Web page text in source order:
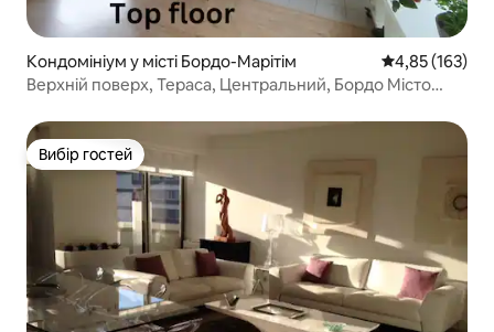
Кондомініум у місті Бордо-Марітім Середня
4,85 (163)
Верхній поверх, Тераса, Центральний, Бордо Місто
Вибір гостей
Вибір гостей